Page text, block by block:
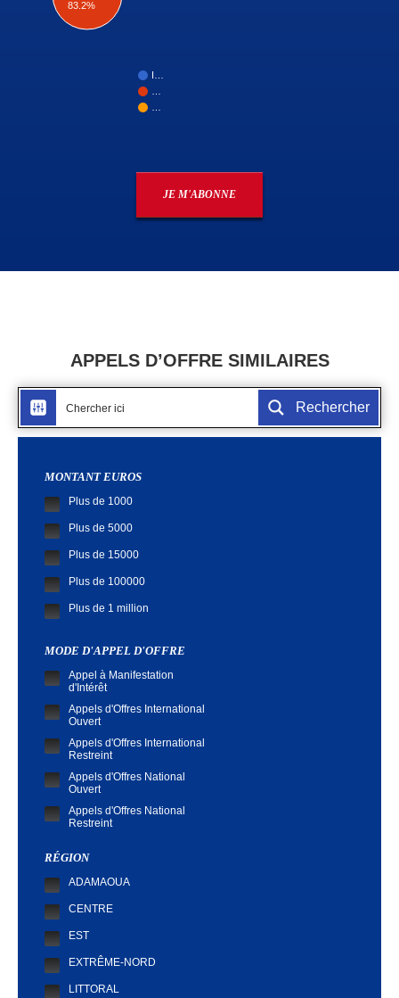
I…
…
…
83.2%
JE M'ABONNE
APPELS D’OFFRE SIMILAIRES
Rechercher
MONTANT EUROS
Plus de 1000
Plus de 5000
Plus de 15000
Plus de 100000
Plus de 1 million
MODE D'APPEL D'OFFRE
Appel à Manifestation
d'Intérêt
Appels d'Offres International
Ouvert
Appels d'Offres International
Restreint
Appels d'Offres National
Ouvert
Appels d'Offres National
Restreint
RÉGION
ADAMAOUA
CENTRE
EST
EXTRÊME-NORD
LITTORAL